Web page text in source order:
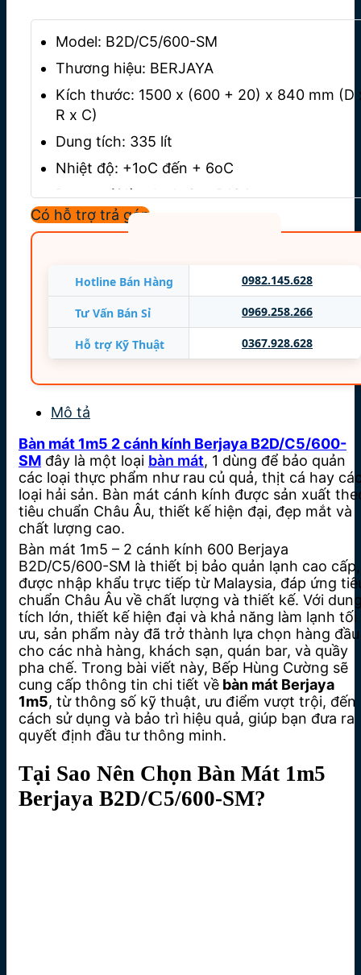
Model: B2D/C5/600-SM
Thương hiệu: BERJAYA
Kích thước: 1500 x (600 + 20) x 840 mm (D
R x C)
Dung tích: 335 lít
Nhiệt độ: +1oC đến + 6oC
Dung môi làm lạnh Gas R134a
Công suất:570 W – 630 W
Bảng điều khiển:
Điều khiển điện tử
Kiểu đèn chiếu sáng: Có đèn Led chiếu sáng
Chất liệu sản phẩm: thép không gỉ, kính
Nhập khẩu:MALAYSIA
Bảo hành12 tháng
Có hỗ trợ trả góp
Hotline Bán Hàng 0982.145.628
Tư Vấn Bán Sỉ 0969.258.266
Hỗ trợ Kỹ Thuật 0367.928.628
Mô tả
Bàn mát 1m5 2 cánh kính Berjaya B2D/C5/600-
SM đây là một loại bàn mát, 1 dùng để bảo quản
các loại thực phẩm như rau củ quả, thịt cá hay
loại hải sản. Bàn mát cánh kính được sản xuất
tiêu chuẩn Châu Âu, thiết kế hiện đại, đẹp mắt và
chất lượng cao.
Bàn mát 1m5 – 2 cánh kính 600 Berjaya
B2D/C5/600-SM là thiết bị bảo quản lạnh cao cấp,
được nhập khẩu trực tiếp từ Malaysia, đáp ứng
chuẩn Châu Âu về chất lượng và thiết kế. Với
tích lớn, thiết kế hiện đại và khả năng làm lạnh tối
ưu, sản phẩm này đã trở thành lựa chọn hàng đầu
cho các nhà hàng, khách sạn, quán bar, và quầy
pha chế. Trong bài viết này, Bếp Hùng Cường sẽ
cung cấp thông tin chi tiết về bàn mát Berjaya
1m5, từ thông số kỹ thuật, ưu điểm vượt trội, đến
cách sử dụng và bảo trì hiệu quả, giúp bạn đưa ra
quyết định đầu tư thông minh.
Tại Sao Nên Chọn Bàn Mát 1m5
Berjaya B2D/C5/600-SM?